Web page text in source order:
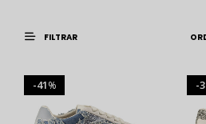
FILTRAR
%
41